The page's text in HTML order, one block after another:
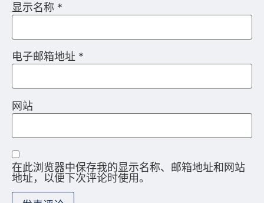
显示名称 *
电子邮箱地址 *
网站
在此浏览器中保存我的显示名称、邮箱地址和网站
地址，以便下次评论时使用。